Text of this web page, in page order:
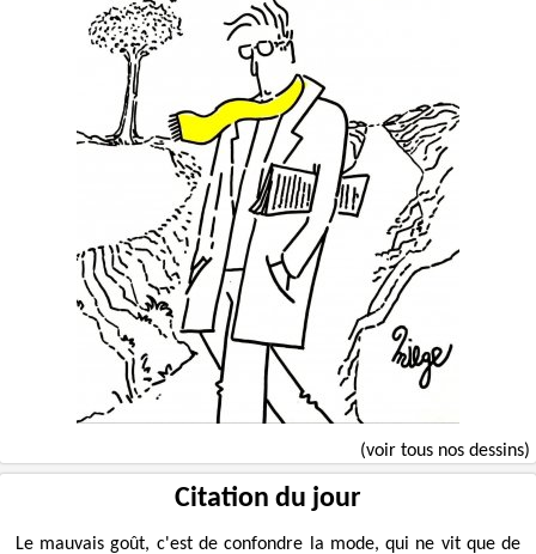
(voir tous nos dessins)
Citation du jour
Le mauvais goût, c'est de confondre la mode, qui ne vit que de